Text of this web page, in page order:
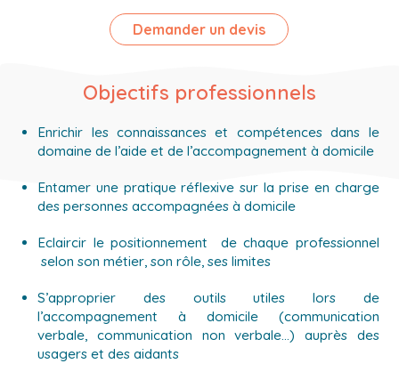
Demander un devis
Objectifs professionnels
Enrichir les connaissances et compétences dans le
domaine de l’aide et de l’accompagnement à domicile
Entamer une pratique réflexive sur la prise en charge
des personnes accompagnées à domicile
Eclaircir le positionnement de chaque professionnel
selon son métier, son rôle, ses limites
S’approprier des outils utiles lors de
l’accompagnement à domicile (communication
verbale, communication non verbale…) auprès des
usagers et des aidants